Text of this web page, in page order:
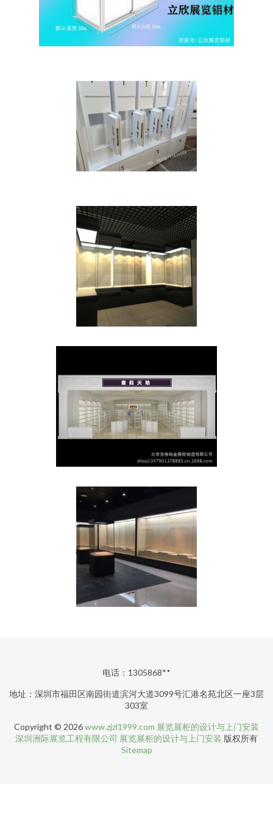
电话：1305868**
地址：深圳市福田区南园街道滨河大道3099号汇港名苑北区一座3层
303室
Copyright © 2026www.zjzl1999.com 展览展柜的设计与上门安装
深圳洲际展览工程有限公司 展览展柜的设计与上门安装 版权所有
Sitemap